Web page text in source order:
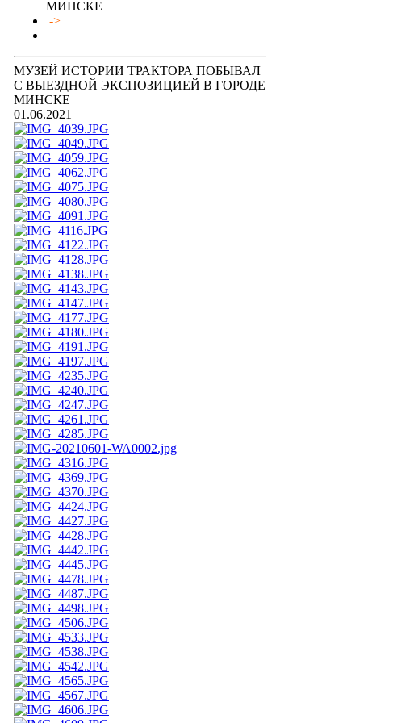
МИНСКЕ
->
МУЗЕЙ ИСТОРИИ ТРАКТОРА ПОБЫВАЛ
С ВЫЕЗДНОЙ ЭКСПОЗИЦИЕЙ В ГОРОДЕ
МИНСКЕ
01.06.2021